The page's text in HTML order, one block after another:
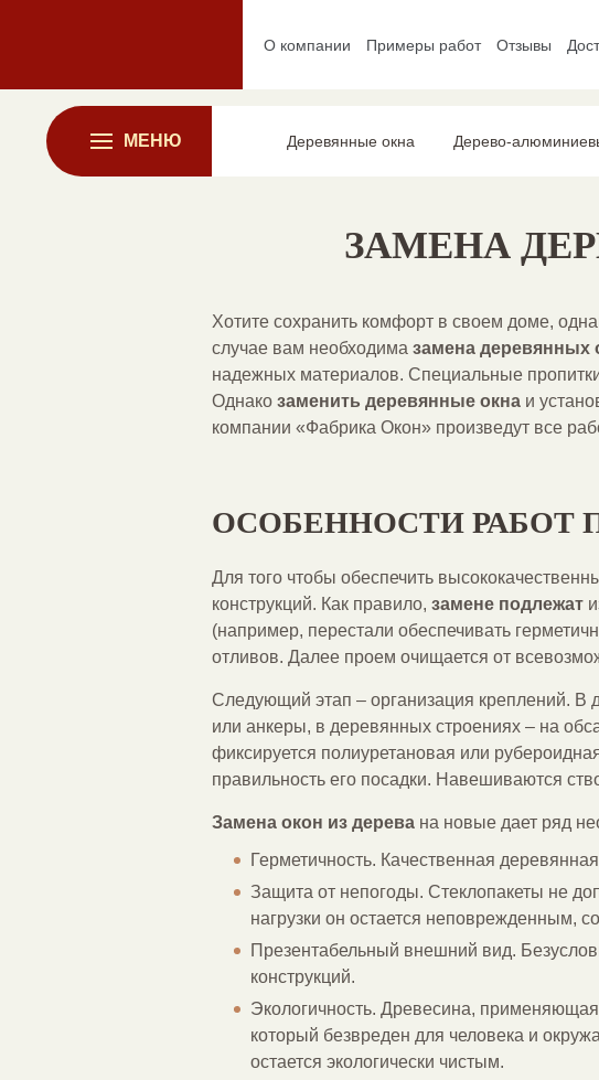
О компании Примеры работ Отзывы
МЕНЮ Деревянные окна Дерево-
ЗАМЕНА
Хотите сохранить комфорт в своем доме,
случае вам необходима замена деревянных
надежных материалов. Специальные
Однако заменить деревянные окна и
компании «Фабрика Окон» произведут все
ОСОБЕННОСТИ РАБОТ
Для того чтобы обеспечить
конструкций. Как правило, замене подлежат
(например, перестали обеспечивать
отливов. Далее проем очищается от
Следующий этап – организация креплений. В
или анкеры, в деревянных строениях – на
фиксируется полиуретановая или
правильность его посадки. Навешиваются
Замена окон из дерева на новые дает ряд
Герметичность. Качественная
Защита от непогоды. Стеклопакеты не
нагрузки он остается неповрежденным,
Презентабельный внешний вид.
конструкций.
Экологичность. Древесина,
который безвреден для человека и
остается экологически чистым.